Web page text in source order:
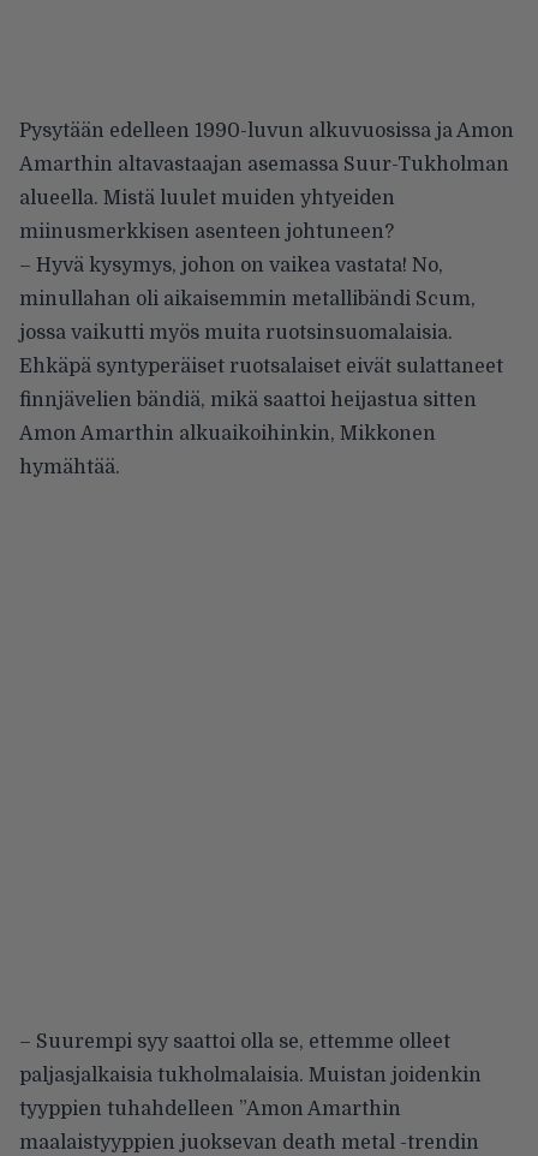
Pysytään edelleen 1990-luvun alkuvuosissa ja Amon
Amarthin altavastaajan asemassa Suur-Tukholman
alueella. Mistä luulet muiden yhtyeiden
miinusmerkkisen asenteen johtuneen?
– Hyvä kysymys, johon on vaikea vastata! No,
minullahan oli aikaisemmin metallibändi Scum,
jossa vaikutti myös muita ruotsinsuomalaisia.
Ehkäpä syntyperäiset ruotsalaiset eivät sulattaneet
finnjävelien bändiä, mikä saattoi heijastua sitten
Amon Amarthin alkuaikoihinkin, Mikkonen
hymähtää.
– Suurempi syy saattoi olla se, ettemme olleet
paljasjalkaisia tukholmalaisia. Muistan joidenkin
tyyppien tuhahdelleen ”Amon Amarthin
maalaistyyppien juoksevan death metal -trendin